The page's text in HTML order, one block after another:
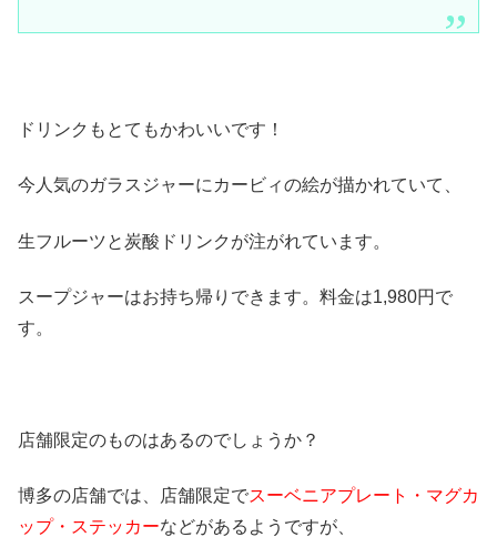
ドリンクもとてもかわいいです！
今人気のガラスジャーにカービィの絵が描かれていて、
生フルーツと炭酸ドリンクが注がれています。
スープジャーはお持ち帰りできます。料金は1,980円で
す。
店舗限定のものはあるのでしょうか？
博多の店舗では、店舗限定でスーベニアプレート・マグカ
ップ・ステッカーなどがあるようですが、